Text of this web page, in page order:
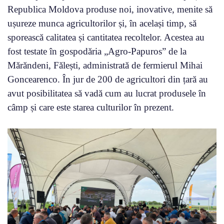
Republica Moldova produse noi, inovative, menite să
ușureze munca agricultorilor și, în același timp, să
sporească calitatea și cantitatea recoltelor. Acestea au
fost testate în gospodăria „Agro-Papuros” de la
Mărăndeni, Fălești, administrată de fermierul Mihai
Goncearenco. În jur de 200 de agricultori din țară au
avut posibilitatea să vadă cum au lucrat produsele în
câmp și care este starea culturilor în prezent.